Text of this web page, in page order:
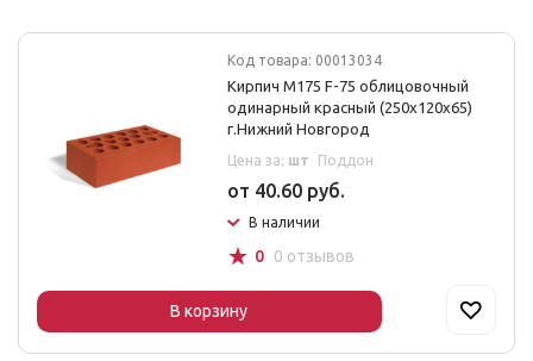
Код товара: 00013034
Кирпич М175 F-75 облицовочный
одинарный красный (250х120х65)
г.Нижний Новгород
Цена за: шт Поддон
от 40.60 руб.
В наличии
☆ 0 0 отзывов
В корзину